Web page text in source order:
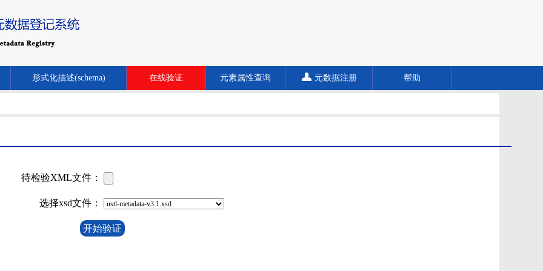
形式化描述(schema) 在线验证 元素属性查询 元数据注册 帮助
待检验XML文件：
选择xsd文件：
开始验证